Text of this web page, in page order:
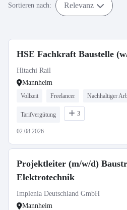
Sortieren nach: Relevanz
HSE Fachkraft Baustelle
Hitachi Rail
Mannheim
Vollzeit Freelancer Nachhaltiger
Tarifvergütung 3
02.08.2026
Projektleiter (m/w/d)
Elektrotechnik
Implenia Deutschland GmbH
Mannheim